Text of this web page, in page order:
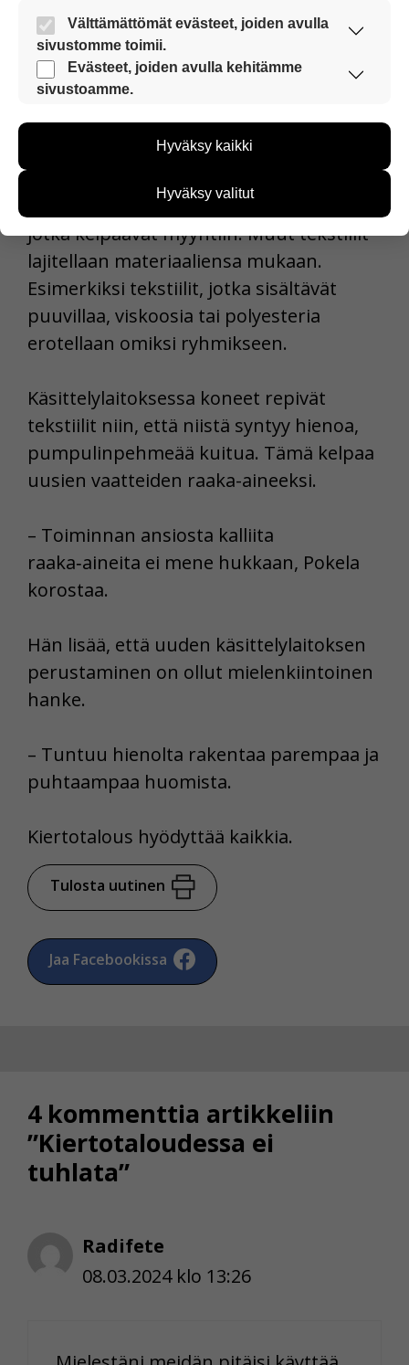
tekstiileistä kuitua, josta voidaan tehdä
uusia vaatteita.
Projektisuunnittelija Oskari Pokela
kertoo, että vanhat vaatteet lajitellaan
ennen kuin ne tulevat Paimioon.
– Tekstiileistä otetaan pois sellaiset,
jotka kelpaavat myyntiin. Muut tekstiilit
lajitellaan materiaaliensa mukaan.
Esimerkiksi tekstiilit, jotka sisältävät
puuvillaa, viskoosia tai polyesteria
erotellaan omiksi ryhmikseen.
Käsittelylaitoksessa koneet repivät
tekstiilit niin, että niistä syntyy hienoa,
pumpulinpehmeää kuitua. Tämä kelpaa
uusien vaatteiden raaka-aineeksi.
– Toiminnan ansiosta kalliita
raaka‑aineita ei mene hukkaan, Pokela
korostaa.
Hän lisää, että uuden käsittelylaitoksen
perustaminen on ollut mielenkiintoinen
hanke.
– Tuntuu hienolta rakentaa parempaa ja
puhtaampaa huomista.
Kiertotalous hyödyttää kaikkia.
Tulosta uutinen
Jaa Facebookissa
4 kommenttia artikkeliin
”Kiertotaloudessa ei
tuhlata”
Radifete
08.03.2024 klo 13:26
Välttämättömät evästeet, joiden avulla
sivustomme toimii.
Nämä evästeet ovat aina käytössä, jotta
sivustoamme voi käyttää sujuvasti ja turvallisesti.
Evästeet, joiden avulla kehitämme
sivustoamme.
kehittää sivustoamme vastaamaan paremmin
kävijämääristä ja siitä, mitä sivuja käytetään ja
miten sivuilla liikutaan. Emme kuitenkaan kerää
yksittäiseen käyttäjään.
Voit valita, hyväksytkö näiden evästeiden käytön.
Hyväksy kaikki
Hyväksy valitut